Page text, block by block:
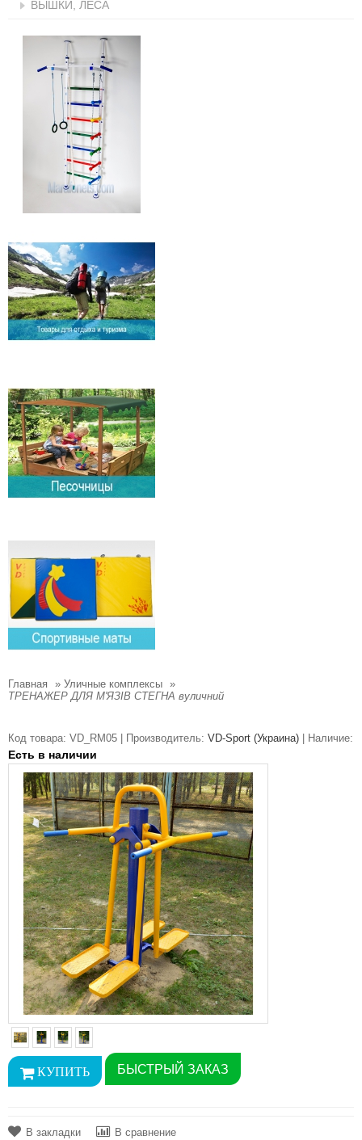
ВЫШКИ, ЛЕСА
Главная » Уличные комплексы »
ТРЕНАЖЕР ДЛЯ М'ЯЗІВ СТЕГНА вуличний
Код товара: VD_RM05 | Производитель: VD-Sport (Украина) Наличие:
Есть в наличии
БЫСТРЫЙ ЗАКАЗ
В закладки В сравнение